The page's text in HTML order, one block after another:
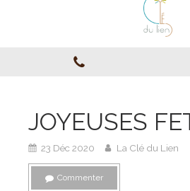
JOYEUSES
23 Déc 2020 La Clé du Lien
Commenter